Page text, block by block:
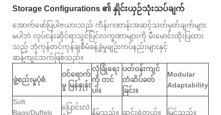
Storage Configurations ၏ နှိုင်းယှဉ်သုံးသပ်ချက်
အောက်ဖော်ပြပါဇယားသည် ကိန်းဂဏာန်းအဆင့်သတ်မှတ်ချက်များ
မပါဘဲ လုပ်ငန်းဆိုင်ရာသွင်ပြင်လက္ခဏာများကို မီးမောင်းထိုးပြထား
သည့် ဘုံကုန်တင်ကုန်ချစီမံခန့်ခွဲမှုချဉ်းကပ်နည်းများနှင့်
ဆန့်ကျင်ဘက်ဖြစ်သည်။
ဖွဲ့စည်းမှုပုံစံ
ဝင်ရောက်
မှု မြန်နှုန်း
လုံခြုံရေး
ကို တင်
ပါ။
ပတ်ဝန်းကျင်
တံဆိပ်ခတ်
ခြင်း။
Modular
Adaptability
Soft
Bags/Duffels
ပြောင်းလဲ
နိမ့်သည်။ ဆင်းရဲတယ်။ မြင့်သည်။